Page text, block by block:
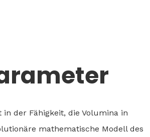
der Fähigkeit, die Volumina in
mathematische Modell des